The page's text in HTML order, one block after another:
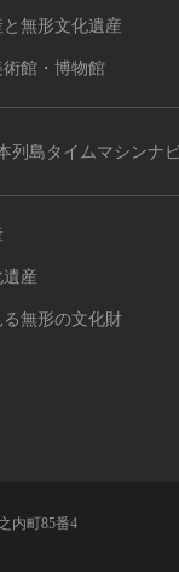
無形文化遺産
館・博物館
列島タイムマシンナ
産
無形の文化財
内町85番4